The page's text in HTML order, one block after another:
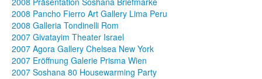
2008 Pancho Fierro Art Gallery Lima Peru
2008 Galleria Tondinelli Rom
2007 Givatayim Theater Israel
2007 Agora Gallery Chelsea New York
2007 Eröffnung Galerie Prisma Wien
2007 Soshana 80 Housewarming Party